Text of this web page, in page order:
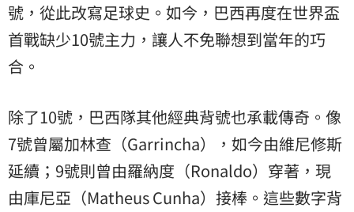
號，從此改寫足球史。如今，巴西再度在世界盃
首戰缺少10號主力，讓人不免聯想到當年的巧
合。
除了10號，巴西隊其他經典背號也承載傳奇。像
7號曾屬加林查（Garrincha），如今由維尼修斯
延續；9號則曾由羅納度（Ronaldo）穿著，現
由庫尼亞（Matheus Cunha）接棒。這些數字背